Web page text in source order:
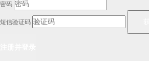
密码
短信验证码